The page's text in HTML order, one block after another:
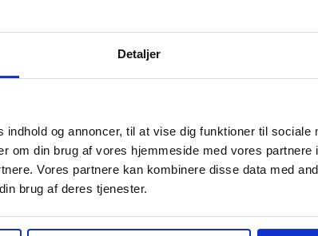
Detaljer
og annoncer, til at vise dig funktioner til sociale
om din brug af vores hjemmeside med vores partnere
Vores partnere kan kombinere disse data med
brug af deres tjenester.